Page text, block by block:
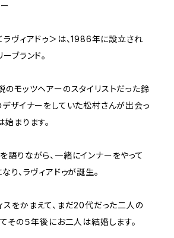
ヴィアドゥ＞は、1986年に設立され
ブランド。
のモッツヘアーのスタイリストだった鈴
デザイナーをしていた松村さんが出会っ
まります。
語りながら、一緒にインナーをやって
り、ラヴィアドゥが誕生。
スをかまえて、まだ20代だった二人の
その５年後にお二人は結婚します。